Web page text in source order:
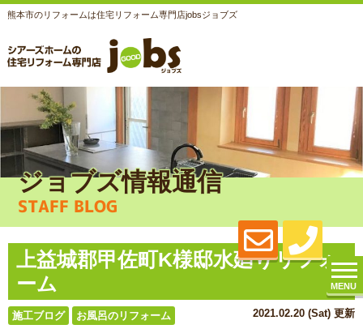
熊本市のリフォームは住宅リフォーム専門店jobsジョブズ
MENU
ジョブズ情報通信
STAFF BLOG
上益城郡甲佐町K様邸水廻りリフォ
ーム
施工ブログ お風呂のリフォーム 2021.02.20 (Sat) 更新